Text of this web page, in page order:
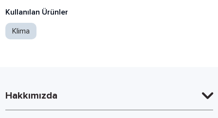
Kullanılan Ürünler
Klima
Hakkımızda